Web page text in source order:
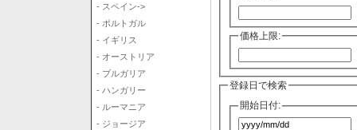
- スペイン->
- ポルトガル
- イギリス
- オーストリア
- ブルガリア
- ハンガリー
- ルーマニア
- ジョージア
価格上限:
登録日で検索
開始日付: